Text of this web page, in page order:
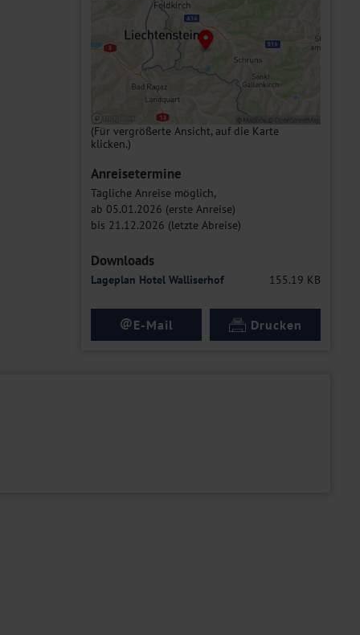
(Für vergrößerte Ansicht, auf die Karte
klicken.)
Anreisetermine
Tägliche Anreise möglich,
ab 05.01.2026 (erste Anreise)
bis 21.12.2026 (letzte Abreise)
Downloads
Lageplan Hotel Walliserhof 155.19 KB
@E-Mail Drucken